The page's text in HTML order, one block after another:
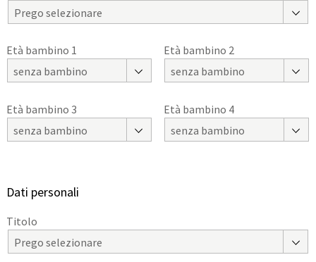
Prego selezionare
Età bambino 1
senza bambino
Età bambino 2
senza bambino
Età bambino 3
senza bambino
Età bambino 4
senza bambino
Dati personali
Titolo
Prego selezionare